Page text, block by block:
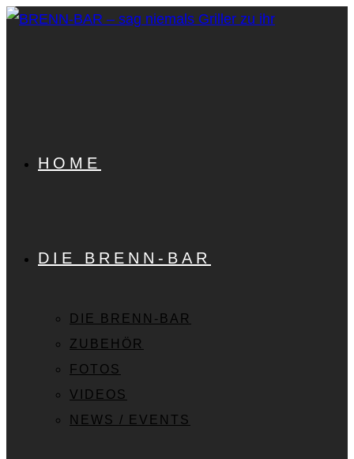
Zum
HOME
DIE BRENN-BAR
DIE BRENN-BAR
ZUBEHÖR
FOTOS
VIDEOS
NEWS / EVENTS